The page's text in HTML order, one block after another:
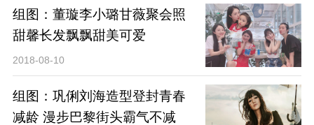
组图：董璇李小璐甘薇聚会照
甜馨长发飘飘甜美可爱
2018-08-10
组图：巩俐刘海造型登封青春
减龄 漫步巴黎街头霸气不减